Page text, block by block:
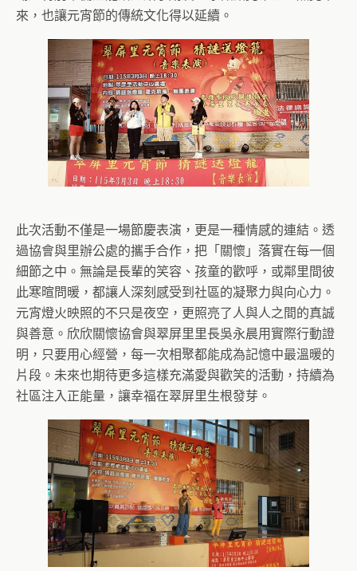
來，也讓元宵節的傳統文化得以延續。
此次活動不僅是一場節慶表演，更是一種情感的連結。透
過協會與里辦公處的攜手合作，把「關懷」落實在每一個
細節之中。無論是長輩的笑容、孩童的歡呼，或鄰里間彼
此寒暄問暖，都讓人深刻感受到社區的凝聚力與向心力。
元宵燈火映照的不只是夜空，更照亮了人與人之間的真誠
與善意。欣欣關懷協會與翠屏里里長吳永晨用實際行動證
明，只要用心經營，每一次相聚都能成為記憶中最溫暖的
片段。未來也期待更多這樣充滿愛與歡笑的活動，持續為
社區注入正能量，讓幸福在翠屏里生根發芽。